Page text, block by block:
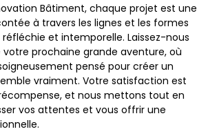
Bâtiment, chaque projet est une
à travers les lignes et les formes
et intemporelle. Laissez-nous
prochaine grande aventure, où
pensé pour créer un
vraiment. Votre satisfaction est
et nous mettons tout en
vos attentes et vous offrir une